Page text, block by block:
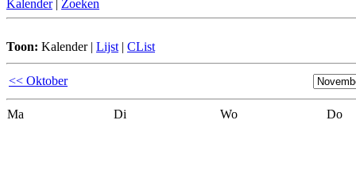
Kalender | Zoeken
Toon: Kalender| Lijst | CList
<< Oktober
Ma Di Wo Do